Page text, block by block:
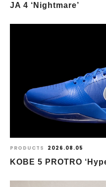
JA 4 ‘Nightmare’
PRODUCTS 2026.08.05
KOBE 5 PROTRO